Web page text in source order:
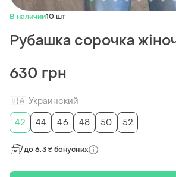
В наличии10 шт
Рубашка сорочка
630 грн
🇺🇦 Украинский
42
44 46 48 50 52
до 6.3 ₴ бонусних